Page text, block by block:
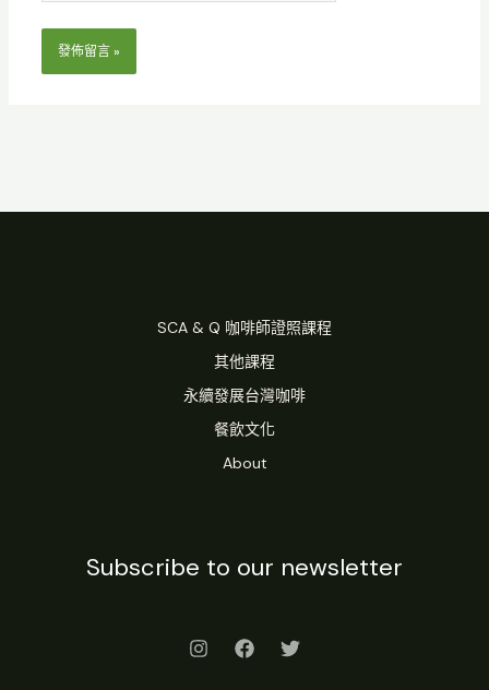
*
SCA & Q 咖啡師證照課程
其他課程
永續發展台灣咖啡
餐飲文化
About
Subscribe to our newsletter